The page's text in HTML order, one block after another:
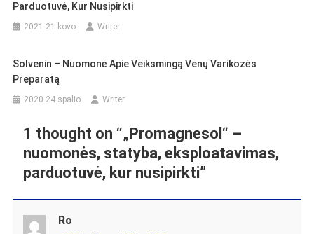
Parduotuvė, Kur Nusipirkti
2021 21 kovo Writer
Solvenin – Nuomonė Apie Veiksmingą Venų Varikozės
Preparatą
2020 24 spalio Writer
1 thought on “„Promagnesol“ –
nuomonės, statyba, eksploatavimas,
parduotuvė, kur nusipirkti”
Ro